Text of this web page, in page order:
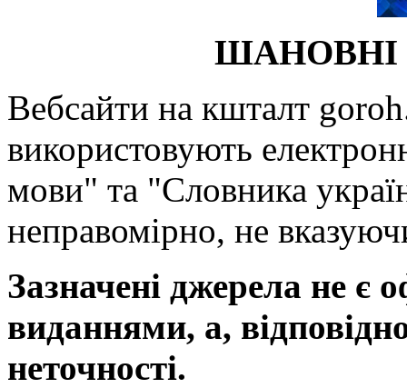
ШАНОВНІ
Вебсайти на кшталт
використовують
мови" та "Словника
неправомірно, не
Зазначені джерела не є
виданнями, а,
неточності.